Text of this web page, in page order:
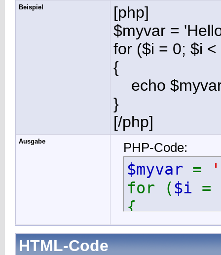
Beispiel
[php]
$myvar =
for ($i = 0; $i
{
echo
}
[/php]
Ausgabe PHP-Code:
$myvar =
for ( $i =
{
echo
}
HTML-Code